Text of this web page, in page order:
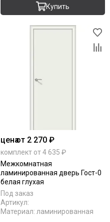
Купить
ценаот 2 270 ₽
комплект от 4 635 ₽
Межкомнатная
ламинированная дверь Гост-0
белая глухая
Под заказ
Артикул:
Материал: ламинированная